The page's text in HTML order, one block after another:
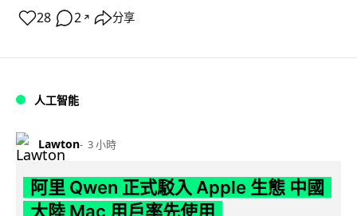
28 2 ↗ 分享
人工智能
Lawton 3 小時
阿里 Qwen 正式駁入 Apple 生態 中國
大陸 Mac 用戶率先使用